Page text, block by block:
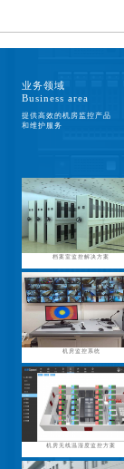
业务领域
Business area
提供高效的机房监控产品
和维护服务
档案室监控解决方案
机房监控系统
机房无线温湿度监控方案